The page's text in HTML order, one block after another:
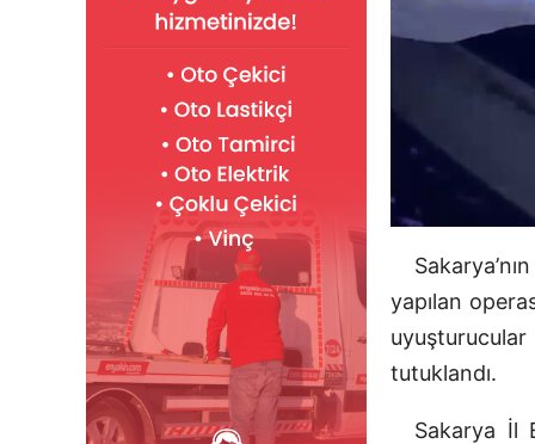
yapılan
tutuklandı.
Sakarya İl